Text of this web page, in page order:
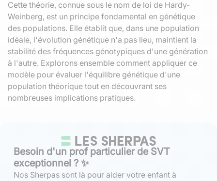
Cette théorie, connue sous le nom de loi de Hardy-
Weinberg, est un principe fondamental en génétique
des populations. Elle établit que, dans une population
idéale, l'évolution génétique n'a pas lieu, maintient la
stabilité des fréquences génotypiques d'une génération
à l'autre. Explorons ensemble comment appliquer ce
modèle pour évaluer l'équilibre génétique d'une
population théorique tout en découvrant ses
nombreuses implications pratiques.
Besoin d'un prof particulier de SVT
exceptionnel ? ✨
Nos Sherpas sont là pour aider votre enfant à